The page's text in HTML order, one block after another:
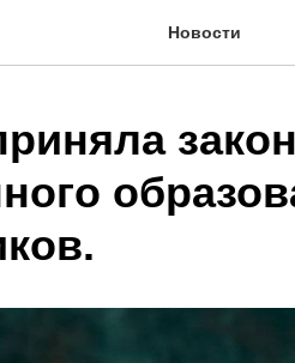
Новости
приняла